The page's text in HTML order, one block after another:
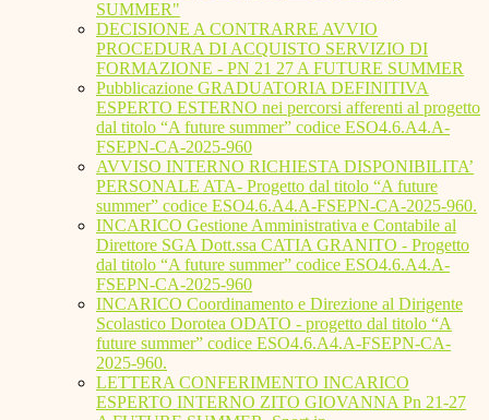
SUMMER"
DECISIONE A CONTRARRE AVVIO
PROCEDURA DI ACQUISTO SERVIZIO DI
FORMAZIONE - PN 21 27 A FUTURE SUMMER
Pubblicazione GRADUATORIA DEFINITIVA
ESPERTO ESTERNO nei percorsi afferenti al progetto
dal titolo “A future summer” codice ESO4.6.A4.A-
FSEPN-CA-2025-960
AVVISO INTERNO RICHIESTA DISPONIBILITA’
PERSONALE ATA- Progetto dal titolo “A future
summer” codice ESO4.6.A4.A-FSEPN-CA-2025-960.
INCARICO Gestione Amministrativa e Contabile al
Direttore SGA Dott.ssa CATIA GRANITO - Progetto
dal titolo “A future summer” codice ESO4.6.A4.A-
FSEPN-CA-2025-960
INCARICO Coordinamento e Direzione al Dirigente
Scolastico Dorotea ODATO - progetto dal titolo “A
future summer” codice ESO4.6.A4.A-FSEPN-CA-
2025-960.
LETTERA CONFERIMENTO INCARICO
ESPERTO INTERNO ZITO GIOVANNA Pn 21-27